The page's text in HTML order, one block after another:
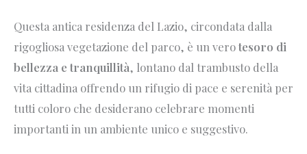
Questa antica residenza del Lazio, circondata dalla
rigogliosa vegetazione del parco, è un verotesoro di
bellezza e tranquillità, lontano dal trambusto della
vita cittadina offrendo un rifugio di pace e serenità per
tutti coloro che desiderano celebrare momenti
importanti in un ambiente unico e suggestivo.